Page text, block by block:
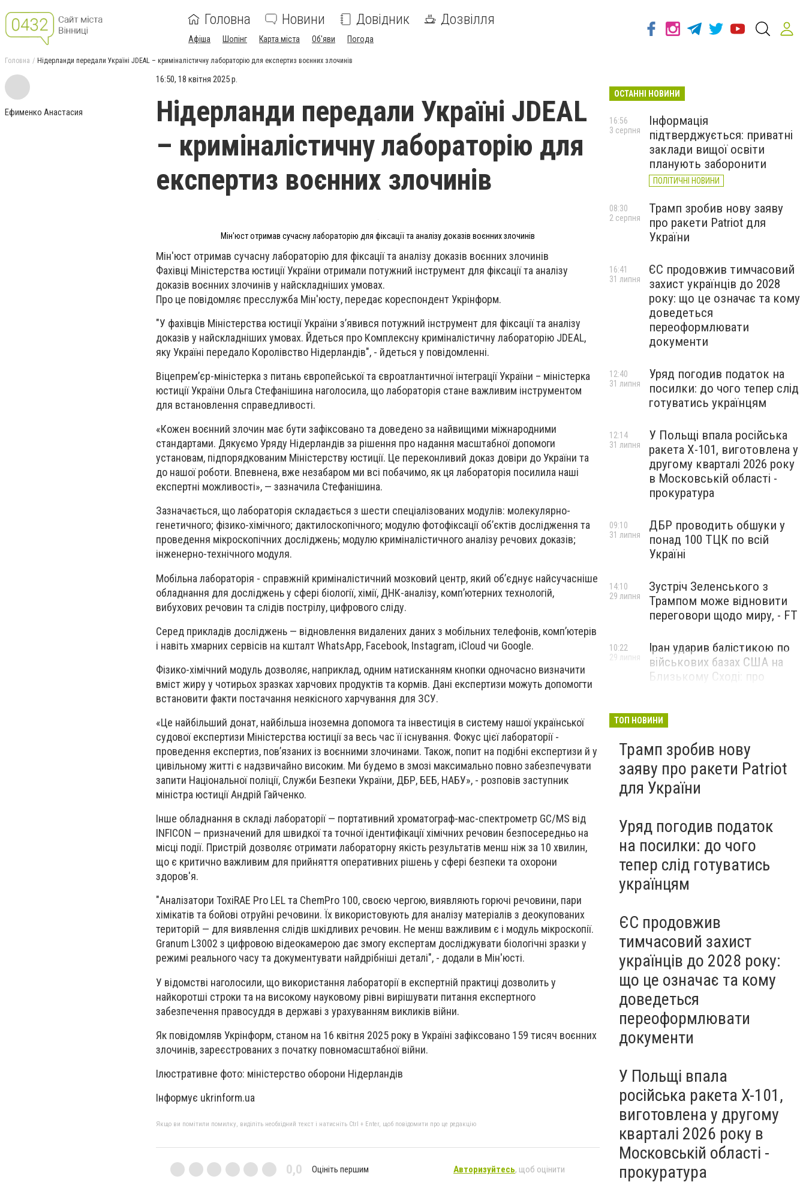
Головна Новини Довідник Дозвілля
Афіша Шопінг Карта міста Об'яви Погода
Головна Нідерланди передали Україні JDEAL – криміналістичну лабораторію для експертиз воєнних злочинів
Ефименко Анастасия
16:50, 18 квітня 2025 р.
Нідерланди передали Україні JDEAL
– криміналістичну лабораторію для
експертиз воєнних злочинів
Мін'юст отримав сучасну лабораторію для фіксації та аналізу доказів воєнних злочинів
Мін'юст отримав сучасну лабораторію для фіксації та аналізу доказів воєнних злочинів
Фахівці Міністерства юстиції України отримали потужний інструмент для фіксації та аналізу
доказів воєнних злочинів у найскладніших умовах.
Про це повідомляє пресслужба Мін'юсту, передає кореспондент Укрінформ.
"У фахівців Міністерства юстиції України з’явився потужний інструмент для фіксації та аналізу
доказів у найскладніших умовах. Йдеться про Комплексну криміналістичну лабораторію JDEAL,
яку Україні передало Королівство Нідерландів", - йдеться у повідомленні.
Віцепрем’єр-міністерка з питань європейської та євроатлантичної інтеграції України – міністерка
юстиції України Ольга Стефанішина наголосила, що лабораторія стане важливим інструментом
для встановлення справедливості.
«Кожен воєнний злочин має бути зафіксовано та доведено за найвищими міжнародними
стандартами. Дякуємо Уряду Нідерландів за рішення про надання масштабної допомоги
установам, підпорядкованим Міністерству юстиції. Це переконливий доказ довіри до України та
до нашої роботи. Впевнена, вже незабаром ми всі побачимо, як ця лабораторія посилила наші
експертні можливості», — зазначила Стефанішина.
Зазначається, що лабораторія складається з шести спеціалізованих модулів: молекулярно-
генетичного; фізико-хімічного; дактилоскопічного; модулю фотофіксації об’єктів дослідження та
проведення мікроскопічних досліджень; модулю криміналістичного аналізу речових доказів;
інженерно-технічного модуля.
Мобільна лабораторія - справжній криміналістичний мозковий центр, який об’єднує найсучасніше
обладнання для досліджень у сфері біології, хімії, ДНК-аналізу, комп’ютерних технологій,
вибухових речовин та слідів пострілу, цифрового сліду.
Серед прикладів досліджень — відновлення видалених даних з мобільних телефонів, комп’ютерів
і навіть хмарних сервісів на кшталт WhatsApp, Facebook, Instagram, iCloud чи Google.
Фізико-хімічний модуль дозволяє, наприклад, одним натисканням кнопки одночасно визначити
вміст жиру у чотирьох зразках харчових продуктів та кормів. Дані експертизи можуть допомогти
встановити факти постачання неякісного харчування для ЗСУ.
«Це найбільший донат, найбільша іноземна допомога та інвестиція в систему нашої української
судової експертизи Міністерства юстиції за весь час її існування. Фокус цієї лабораторії -
проведення експертиз, пов’язаних із воєнними злочинами. Також, попит на подібні експертизи й у
цивільному житті є надзвичайно високим. Ми будемо в змозі максимально повно забезпечувати
запити Національної поліції, Служби Безпеки України, ДБР, БЕБ, НАБУ», - розповів заступник
міністра юстиції Андрій Гайченко.
Інше обладнання в складі лабораторії — портативний хроматограф-мас-спектрометр GC/MS від
INFICON — призначений для швидкої та точної ідентифікації хімічних речовин безпосередньо на
місці події. Пристрій дозволяє отримати лабораторну якість результатів менш ніж за 10 хвилин,
що є критично важливим для прийняття оперативних рішень у сфері безпеки та охорони
здоров'я.
"Аналізатори ToxiRAE Pro LEL та ChemPro 100, своєю чергою, виявляють горючі речовини, пари
хімікатів та бойові отруйні речовини. Їх використовують для аналізу матеріалів з деокупованих
територій — для виявлення слідів шкідливих речовин. Не менш важливим є і модуль мікроскопії.
Granum L3002 з цифровою відеокамерою дає змогу експертам досліджувати біологічні зразки у
режимі реального часу та документувати найдрібніші деталі", - додали в Мін'юсті.
У відомстві наголосили, що використання лабораторії в експертній практиці дозволить у
найкоротші строки та на високому науковому рівні вирішувати питання експертного
забезпечення правосуддя в державі з урахуванням викликів війни.
Як повідомляв Укрінформ, станом на 16 квітня 2025 року в Україні зафіксовано 159 тисяч воєнних
злочинів, зареєстрованих з початку повномасштабної війни.
Ілюстративне фото: міністерство оборони Нідерландів
Інформує ukrinform.ua
Якщо ви помітили помилку, виділіть необхідний текст і натисніть Ctrl + Enter, щоб повідомити про це редакцію
0,0 Оцініть першим Авторизуйтесь, щоб оцінити
ОСТАННІ НОВИНИ
Інформація
підтверджується: приватні
заклади вищої освіти
планують заборонити
ПОЛІТИЧНІ НОВИНИ
16:56
3 серпня
Трамп зробив нову заяву
про ракети Patriot для
України
08:30
2 серпня
ЄС продовжив тимчасовий
захист українців до 2028
року: що це означає та кому
доведеться
переоформлювати
документи
16:41
31 липня
Уряд погодив податок на
посилки: до чого тепер слід
готуватись українцям
12:40
31 липня
У Польщі впала російська
ракета X-101, виготовлена у
другому кварталі 2026 року
в Московській області -
прокуратура
12:14
31 липня
ДБР проводить обшуки у
понад 100 ТЦК по всій
Україні
09:10
31 липня
Зустріч Зеленського з
Трампом може відновити
переговори щодо миру, - FT
14:10
29 липня
Іран ударив балістикою по
військових базах США на
Близькому Сході: про
10:22
29 липня
ТОП НОВИНИ
Трамп зробив нову
заяву про ракети Patriot
для України
Уряд погодив податок
на посилки: до чого
тепер слід готуватись
українцям
ЄС продовжив
тимчасовий захист
українців до 2028 року:
що це означає та кому
доведеться
переоформлювати
документи
У Польщі впала
російська ракета X-101,
виготовлена у другому
кварталі 2026 року в
Московській області -
прокуратура